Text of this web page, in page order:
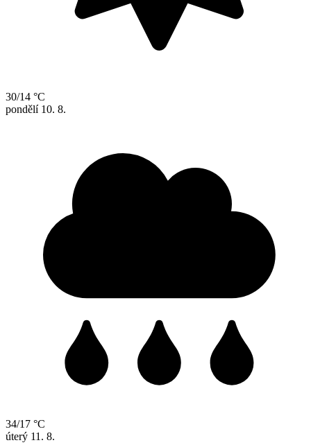
30/14 °C
pondělí 10. 8.
34/17 °C
úterý 11. 8.